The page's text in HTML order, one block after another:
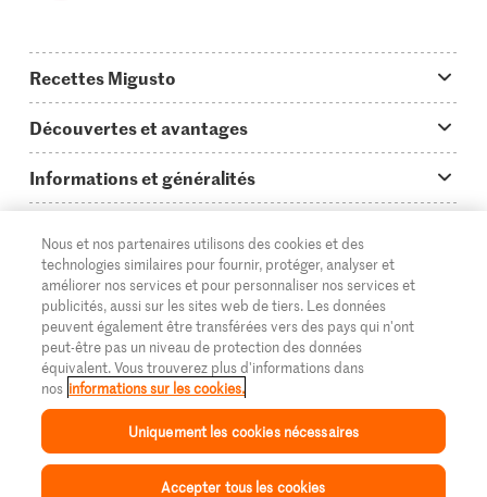
Recettes Migusto
Idées de menus
Plats principaux
Simple & vite prêt
Apéritif
Préparations au four
Enfants & famille
Toutes les recettes
Découvertes et avantages
On en parle...
Tutoriels
Glossaire des ingrédients
Login Migusto
Magazine Migusto
Informations et généralités
Questions concernant Migusto
Cuisiner avec Migusto
Service clientèle & contact
Publicité
Impressum
Mentions légales
Protection des données
Supermarché
Migros Online
À propos de Migros
Magasins
Cumulus
Migros Magazine
© 2026 La Fédération des coopératives Migros
DE FR IT
Nous et nos partenaires utilisons des cookies et des
technologies similaires pour fournir, protéger, analyser et
améliorer nos services et pour personnaliser nos services et
publicités, aussi sur les sites web de tiers. Les données
peuvent également être transférées vers des pays qui n'ont
peut-être pas un niveau de protection des données
équivalent. Vous trouverez plus d'informations dans
nos informations sur les cookies.
Uniquement les cookies nécessaires
Accepter tous les cookies